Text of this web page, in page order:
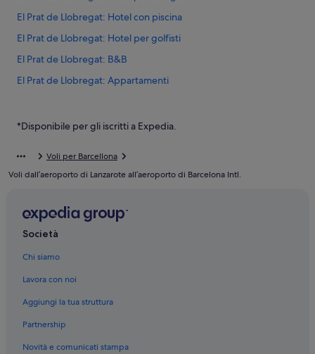
El Prat de Llobregat: Hotel con piscina
El Prat de Llobregat: Hotel per golfisti
El Prat de Llobregat: B&B
El Prat de Llobregat: Appartamenti
El Prat de Llobregat: Case rurali
El Prat de Llobregat: Best Hotels
El Prat de Llobregat: SB Hotels
Barcellona: hotel
*Disponibile per gli iscritti a Expedia.
Voli per Barcellona
Voli dall’aeroporto di Lanzarote all’aeroporto di Barcelona Intl.
Società
Chi siamo
Lavora con noi
Aggiungi la tua struttura
Partnership
Novità e comunicati stampa